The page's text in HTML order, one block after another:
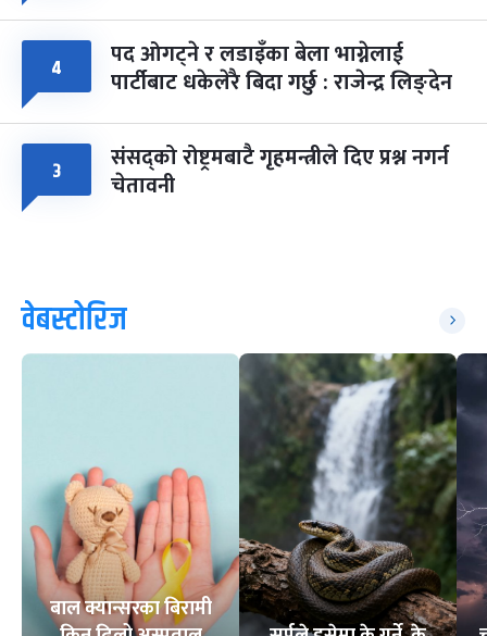
४ पद ओगट्ने र लडाइँका बेला भाग्नेलाई
पार्टीबाट धकेलेरै बिदा गर्छु : राजेन्द्र लिङ्देन
३ संसद्को रोष्ट्रमबाटै गृहमन्त्रीले दिए प्रश्न नगर्न
चेतावनी
वेबस्टोरिज
बाल क्यान्सरका बिरामी